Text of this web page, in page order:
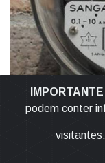
CONTA DE LUZ
Contas de
Sofrem
IMPORTANTE
podem conter
visitantes.